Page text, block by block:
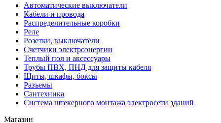
Автоматические выключатели
Кабели и провода
Распределительные коробки
Реле
Розетки, выключатели
Счетчики электроэнергии
Теплый пол и аксессуары
Трубы ПВХ, ПНД для защиты кабеля
Щиты, шкафы, боксы
Разъемы
Сантехника
Система штекерного монтажа электросети зданий
Магазин